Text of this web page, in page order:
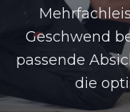
Geschwend
passende
die